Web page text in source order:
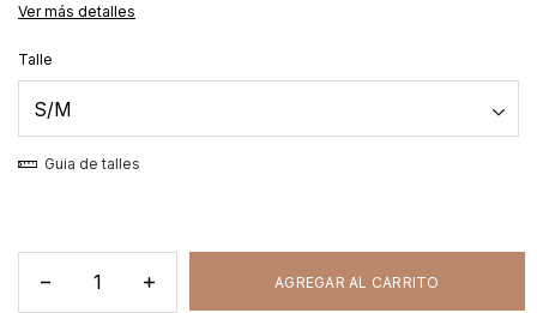
Ver más detalles
Talle
Guia de talles